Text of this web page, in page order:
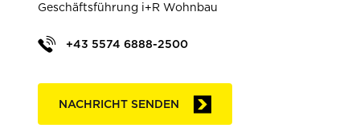
Geschäftsführung i+R Wohnbau
+43 5574 6888-2500
NACHRICHT SENDEN